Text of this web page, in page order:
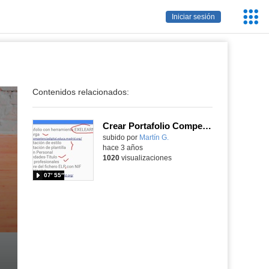
Iniciar sesión
Contenidos relacionados:
Crear Portafolio Competencia Digital Docente
subido por Martín G.
07′ 55″
hace 3 años
1020visualizaciones